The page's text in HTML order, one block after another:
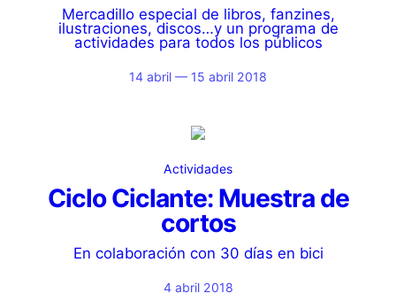
Mercadillo especial de libros, fanzines,
ilustraciones, discos…y un programa de
actividades para todos los públicos
14 abril — 15 abril 2018
Actividades
Ciclo Ciclante: Muestra de
cortos
En colaboración con 30 días en bici
4 abril 2018